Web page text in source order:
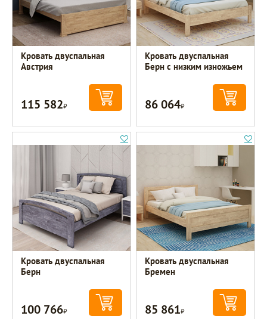
Кровать двуспальная
Австрия
115 582Р
Кровать двуспальная
Берн с низким изножьем
86 064Р
Кровать двуспальная
Берн
100 766Р
Кровать двуспальная
Бремен
85 861Р